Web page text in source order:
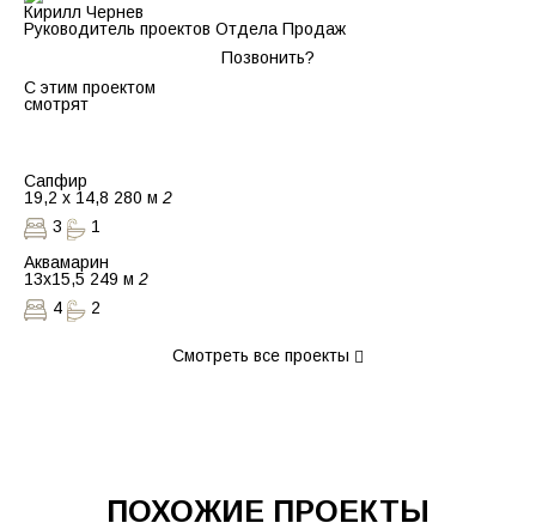
Кирилл Чернев
Руководитель проектов Отдела Продаж
Позвонить?
С этим проектом
смотрят
Сапфир
19,2 х 14,8 280 м 2
3
1
Аквамарин
13x15,5 249 м 2
4
2
Смотреть все проекты
ПОХОЖИЕ ПРОЕКТЫ